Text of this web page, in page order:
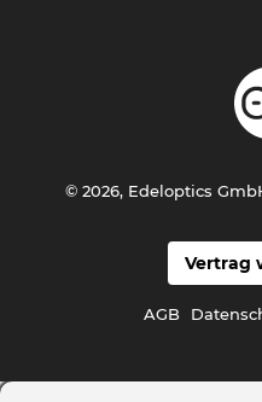
Vertrag
AGB
© 2026, Edeloptics